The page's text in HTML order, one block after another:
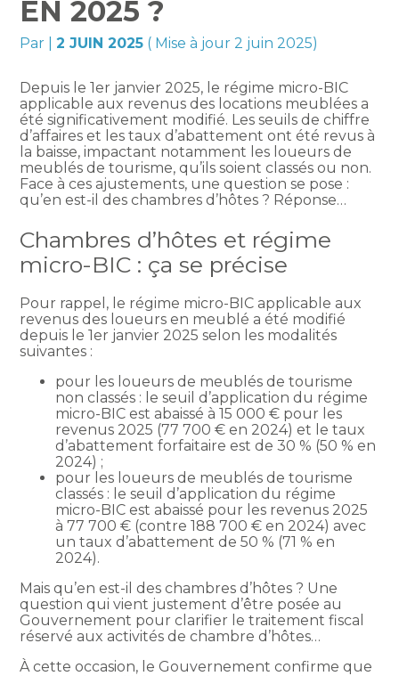
EN 2025 ?
Par |2 JUIN 2025 ( Mise à jour 2 juin 2025)
Depuis le 1er janvier 2025, le régime micro-BIC
applicable aux revenus des locations meublées a
été significativement modifié. Les seuils de chiffre
d’affaires et les taux d’abattement ont été revus à
la baisse, impactant notamment les loueurs de
meublés de tourisme, qu’ils soient classés ou non.
Face à ces ajustements, une question se pose :
qu’en est-il des chambres d’hôtes ? Réponse…
Chambres d’hôtes et régime
micro-BIC : ça se précise
Pour rappel, le régime micro-BIC applicable aux
revenus des loueurs en meublé a été modifié
depuis le 1er janvier 2025 selon les modalités
suivantes :
pour les loueurs de meublés de tourisme
non classés : le seuil d’application du régime
micro-BIC est abaissé à 15 000 € pour les
revenus 2025 (77 700 € en 2024) et le taux
d’abattement forfaitaire est de 30 % (50 % en
2024) ;
pour les loueurs de meublés de tourisme
classés : le seuil d’application du régime
micro-BIC est abaissé pour les revenus 2025
à 77 700 € (contre 188 700 € en 2024) avec
un taux d’abattement de 50 % (71 % en
2024).
Mais qu’en est-il des chambres d’hôtes ? Une
question qui vient justement d’être posée au
Gouvernement pour clarifier le traitement fiscal
réservé aux activités de chambre d’hôtes…
À cette occasion, le Gouvernement confirme que